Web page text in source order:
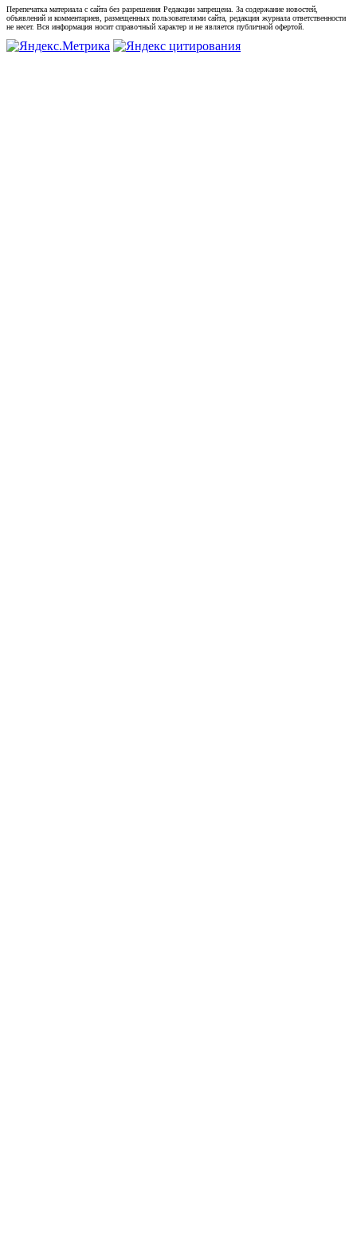
Перепечатка материала с сайта без разрешения Редакции запрещена. За содержание новостей,
объявлений и комментариев, размещенных пользователями сайта, редакция журнала ответственности
не несет. Вся информация носит справочный характер и не является публичной офертой.